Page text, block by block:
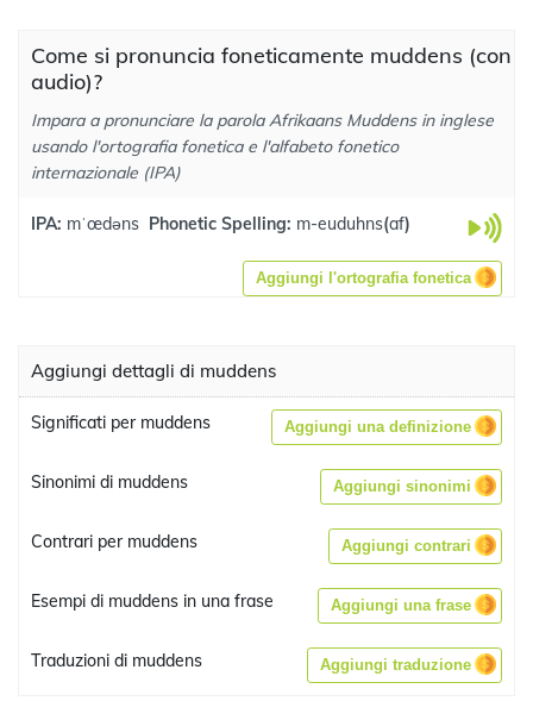
Come si pronuncia foneticamente muddens (con
audio)?
Impara a pronunciare la parola Afrikaans Muddens in inglese
usando l'ortografia fonetica e l'alfabeto fonetico
internazionale (IPA)
IPA: mˈœdəns Phonetic Spelling: m-euduhns(af)
Aggiungi l'ortografia fonetica
Aggiungi dettagli di muddens
Significati per muddens Aggiungi una definizione
Sinonimi di muddens Aggiungi sinonimi
Contrari per muddens Aggiungi contrari
Esempi di muddens in una frase Aggiungi una frase
Traduzioni di muddens Aggiungi traduzione